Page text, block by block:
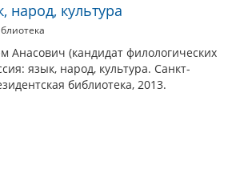
народ, культура
Анасович (кандидат филологических
язык, народ, культура. Санкт-
библиотека, 2013.